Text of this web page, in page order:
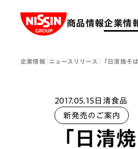
Nissin Group
商品情報企業情
企業情報 ニュースリリース 「日清焼そ
2017.05.15 日清食品
新発売のご案内
「日清